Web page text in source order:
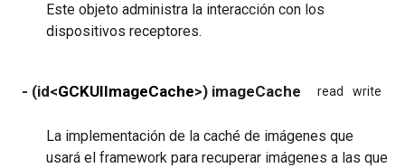
Este objeto administra la interacción con los
dispositivos receptores.
- (id<GCKUIImageCache>) imageCache read write
La implementación de la caché de imágenes que
usará el framework para recuperar imágenes a las que